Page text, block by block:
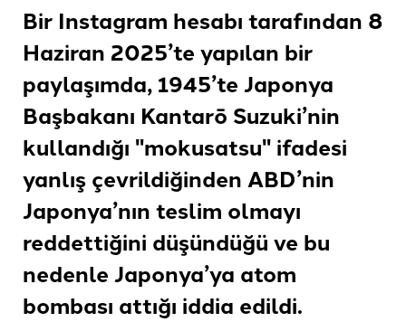
Bir Instagram hesabı tarafından 8
Haziran 2025’te yapılan bir
paylaşımda, 1945’te Japonya
Başbakanı Kantarō Suzuki’nin
kullandığı "mokusatsu" ifadesi
yanlış çevrildiğinden ABD’nin
Japonya’nın teslim olmayı
reddettiğini düşündüğü ve bu
nedenle Japonya’ya atom
bombası attığı iddia edildi.